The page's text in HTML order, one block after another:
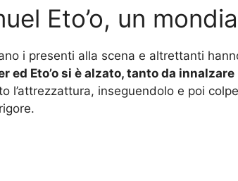
Eto’o, un
i presenti alla scena e altrettanti
ed Eto’o si è alzato, tanto da
l’attrezzattura, inseguendolo e poi